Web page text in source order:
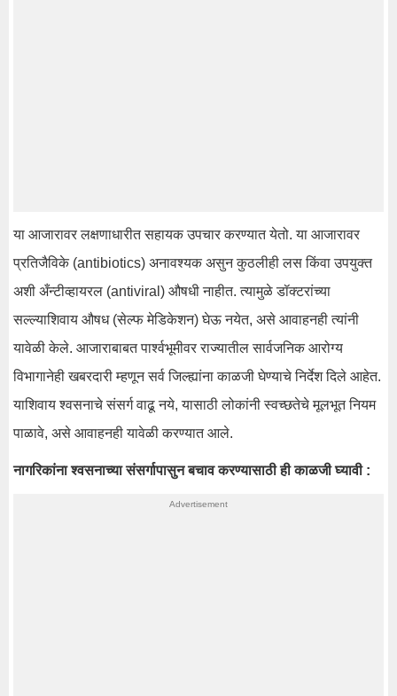
या आजारावर लक्षणाधारीत सहायक उपचार करण्यात येतो. या आजारावर
प्रतिजैविके (antibiotics) अनावश्यक असुन कुठलीही लस किंवा उपयुक्त
अशी अँन्टीव्हायरल (antiviral) औषधी नाहीत. त्यामुळे डॉक्टरांच्या
सल्ल्याशिवाय औषध (सेल्फ मेडिकेशन) घेऊ नयेत, असे आवाहनही त्यांनी
यावेळी केले. आजाराबाबत पार्श्वभूमीवर राज्यातील सार्वजनिक आरोग्य
विभागानेही खबरदारी म्हणून सर्व जिल्ह्यांना काळजी घेण्याचे निर्देश दिले आहेत.
याशिवाय श्वसनाचे संसर्ग वाढू नये, यासाठी लोकांनी स्वच्छतेचे मूलभूत नियम
पाळावे, असे आवाहनही यावेळी करण्यात आले.
नागरिकांना श्वसनाच्या संसर्गापासुन बचाव करण्यासाठी ही काळजी घ्यावी :